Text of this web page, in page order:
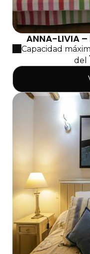
ANNA-LIVIA
Capacidad
del